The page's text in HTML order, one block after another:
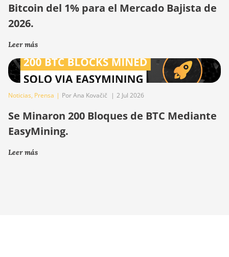
Bitcoin del 1% para el Mercado Bajista de
2026.
Leer más
Noticias, Prensa | Por Ana Kovačič | 2 Jul 2026
Se Minaron 200 Bloques de BTC Mediante
EasyMining.
Leer más